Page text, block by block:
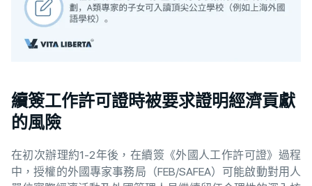
續簽工作許可證時被要求證明經濟貢獻
的風險
在初次辦理約1-2年後，在續簽《外國人工作許可證》過程
中，授權的外國專家事務局（FEB/SAFEA）可能啟動對用人